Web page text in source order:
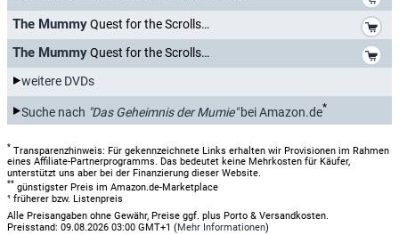
The MummyQuest for the Scrolls
The MummyQuest for the Scrolls
weitere DVDs
Suche nach "Das Geheimnis der Mumie"bei Amazon.de*
* Transparenzhinweis: Für gekennzeichnete Links erhalten wir Provisionen im Rahmen
eines Affiliate-Partnerprogramms. Das bedeutet keine Mehrkosten für Käufer,
unterstützt uns aber bei der Finanzierung dieser Website.
** günstigster Preis im Amazon.de-Marketplace
¹ früherer bzw. Listenpreis
Alle Preisangaben ohne Gewähr, Preise ggf. plus Porto & Versandkosten.
Preisstand: 09.08.2026 03:00 GMT+1 (Mehr Informationen)